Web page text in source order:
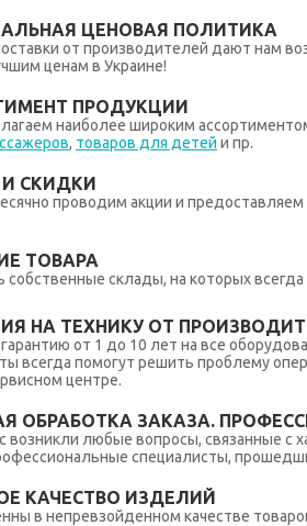
ЦЕНОВАЯ ПОЛИТИКА
от производителей дают нам
ценам в Украине!
ПРОДУКЦИИ
наиболее широким
, товаров для детей и пр.
СКИДКИ
проводим акции и предоставляем
ТОВАРА
собственные склады, на которых
НА ТЕХНИКУ ОТ
от 1 до 10 лет на все
всегда помогут решить проблему
центре.
ОБРАБОТКА ЗАКАЗА.
возникли любые вопросы, связанные с
специалисты,
КАЧЕСТВО ИЗДЕЛИЙ
в непревзойденном качестве